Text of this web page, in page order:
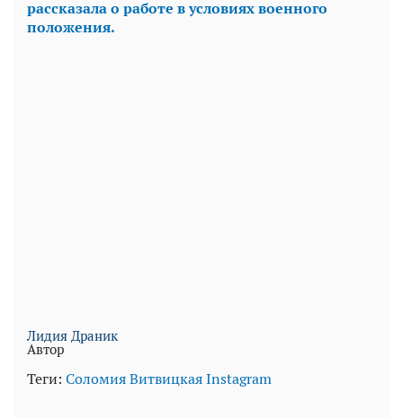
рассказала о работе в условиях военного
положения.
Лидия Драник
Автор
Теги: Соломия ВитвицкаяInstagram